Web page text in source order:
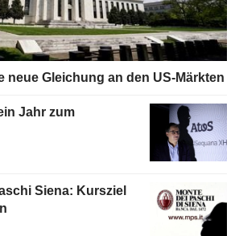
neue Gleichung an den US-Märkten
Jahr zum
Siena: Kursziel